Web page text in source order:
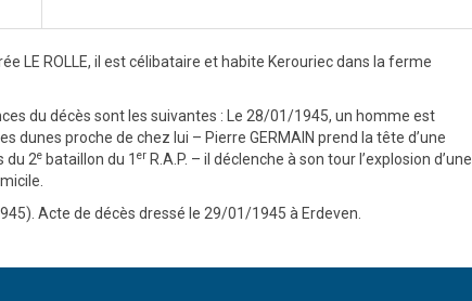
LE ROLLE, il est célibataire et habite Kerouriec dans la ferme
du décès sont les suivantes : Le 28/01/1945, un homme est
dunes proche de chez lui – Pierre GERMAIN prend la tête d’une
du 2ebataillon du 1 erR.A.P. – il déclenche à son tour l’explosion d’une
Acte de décès dressé le 29/01/1945 à Erdeven.